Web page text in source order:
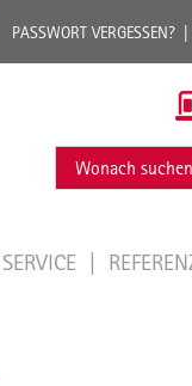
PASSWORT VERGESSEN?
SERVICE